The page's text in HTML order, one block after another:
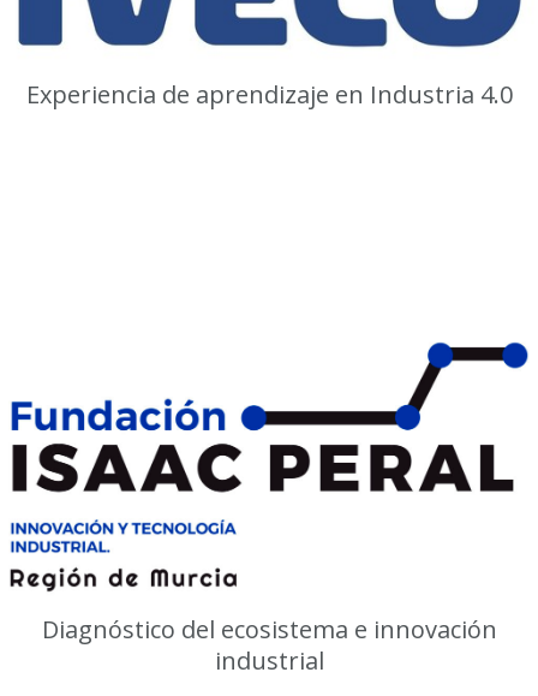
Experiencia de aprendizaje en Industria 4.0
Diagnóstico del ecosistema e innovación
industrial